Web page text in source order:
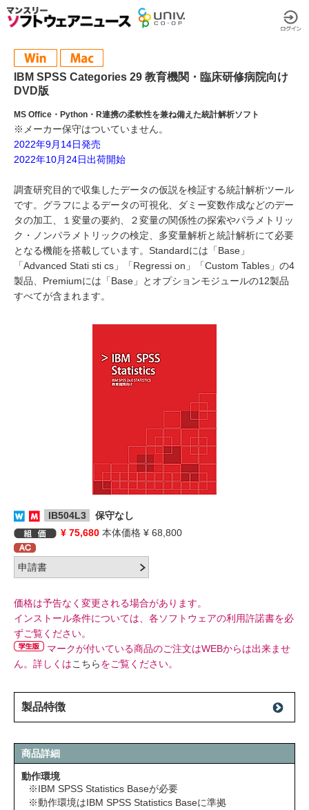
IBM SPSS Categories 29 教育機関・臨床研修病院向け
DVD版
MS Office・Python・R連携の柔軟性を兼ね備えた統計解析ソフト
※メーカー保守はついていません。
2022年9月14日発売
2022年10月24日出荷開始
調査研究目的で収集したデータの仮説を検証する統計解析ツール
です。グラフによるデータの可視化、ダミー変数作成などのデー
タの加工、１変量の要約、２変量の関係性の探索やパラメトリッ
ク・ノンパラメトリックの検定、多変量解析と統計解析にて必要
となる機能を搭載しています。Standardには「Base」
「Advanced Stati sti cs」「Regressi on」「Custom Tables」の4
製品、Premiumには「Base」とオプションモジュールの12製品
すべてが含まれます。
IB504L3
保守なし
¥ 75,680 本体価格 ¥ 68,800
価格は予告なく変更される場合があります。
インストール条件については、各ソフトウェアの利用許諾書を必
ずご覧ください。
マークが付いている商品のご注文はWEBからは出来ませ
ん。詳しくはこちらをご覧ください。
製品特徴
商品詳細
動作環境
※IBM SPSS Statistics Baseが必要
※動作環境はIBM SPSS Statistics Baseに準拠